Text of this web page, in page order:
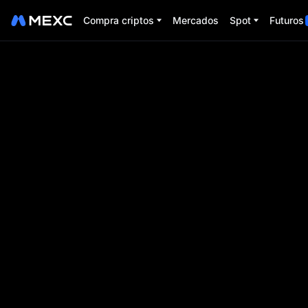
Compra criptos Mercados Spot Futuros